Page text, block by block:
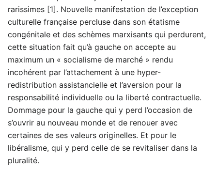
rarissimes [1]. Nouvelle manifestation de l’exception
culturelle française percluse dans son étatisme
congénitale et des schèmes marxisants qui perdurent,
cette situation fait qu’à gauche on accepte au
maximum un « socialisme de marché » rendu
incohérent par l’attachement à une hyper-
redistribution assistancielle et l’aversion pour la
responsabilité individuelle ou la liberté contractuelle.
Dommage pour la gauche qui y perd l’occasion de
s’ouvrir au nouveau monde et de renouer avec
certaines de ses valeurs originelles. Et pour le
libéralisme, qui y perd celle de se revitaliser dans la
pluralité.